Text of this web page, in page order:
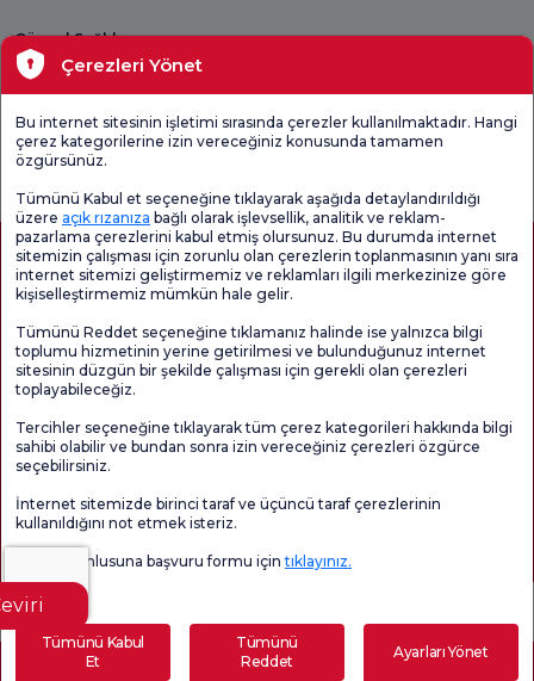
Güncel Sağlık
Tıbbi Birimler
Genel
Sayfa içeriği sadece bilgilendirme amaçlıdır. Tanı ve tedavi için mutlaka
doktorunuza başvurunuz.
@2026 Grup Florence Nightingale Hastaneleri
Editör: Uğurcan Durmuş - 0 549 455 55 46. - Güncelleme Tarihi: 06.08.2026
Çerezleri Yönet
Bu internet sitesinin işletimi sırasında çerezler kullanılmaktadır. Hangi
çerez kategorilerine izin vereceğiniz konusunda tamamen
özgürsünüz.
Tümünü Kabul et seçeneğine tıklayarak aşağıda detaylandırıldığı
üzere açık rızanıza bağlı olarak işlevsellik, analitik ve reklam-
pazarlama çerezlerini kabul etmiş olursunuz. Bu durumda internet
sitemizin çalışması için zorunlu olan çerezlerin toplanmasının yanı sıra
internet sitemizi geliştirmemiz ve reklamları ilgili merkezinize göre
kişiselleştirmemiz mümkün hale gelir.
Tümünü Reddet seçeneğine tıklamanız halinde ise yalnızca bilgi
toplumu hizmetinin yerine getirilmesi ve bulunduğunuz internet
sitesinin düzgün bir şekilde çalışması için gerekli olan çerezleri
toplayabileceğiz.
Tercihler seçeneğine tıklayarak tüm çerez kategorileri hakkında bilgi
sahibi olabilir ve bundan sonra izin vereceğiniz çerezleri özgürce
seçebilirsiniz.
İnternet sitemizde birinci taraf ve üçüncü taraf çerezlerinin
kullanıldığını not etmek isteriz.
Veri sorumlusuna başvuru formu içintıklayınız.
Tümünü Kabul
Et
Tümünü
Reddet
Ayarları Yönet